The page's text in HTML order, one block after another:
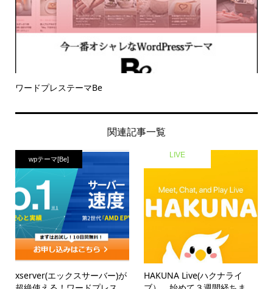
ワードプレステーマBe
関連記事一覧
wpテーマ[Be]
xserver(エックスサーバー)が
LIVE
HAKUNA Live(ハクナライ